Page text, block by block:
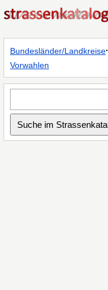
Bundesländer/Landkreise·
Vorwahlen